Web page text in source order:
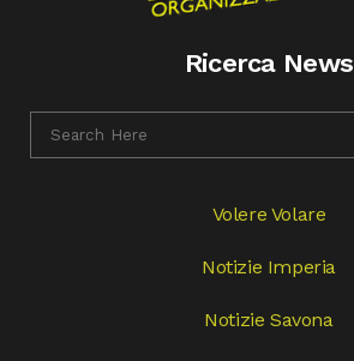
Ricerca News
Volere Volare
Notizie Imperia
Notizie Savona